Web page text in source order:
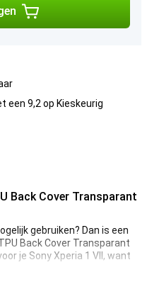
een 9,2 op Kieskeurig
Back Cover Transparant
gebruiken? Dan is een
Back Cover Transparant
je Sony Xperia 1 VII, want